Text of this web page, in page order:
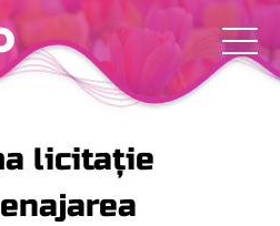
licitație